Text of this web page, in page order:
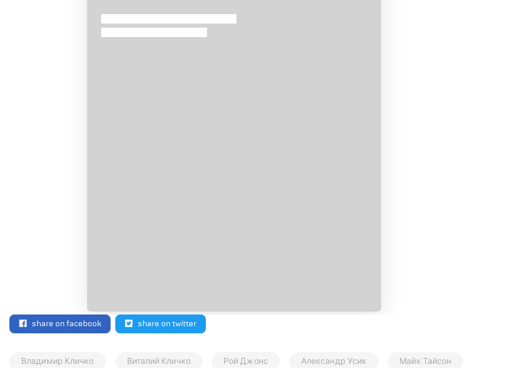
share on facebook share on twitter
Владимир Кличко Виталий Кличко Рой Джонс Александр Усик
Майк Тайсон